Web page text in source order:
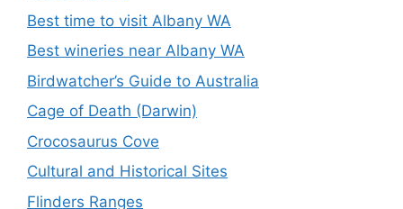
Best time to visit Albany WA
Best wineries near Albany WA
Birdwatcher’s Guide to Australia
Cage of Death (Darwin)
Crocosaurus Cove
Cultural and Historical Sites
Flinders Ranges